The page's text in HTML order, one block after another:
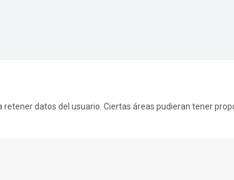
datos del usuario. Ciertas áreas pudieran tener